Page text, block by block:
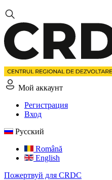
Мой аккаунт
Регистрация
Вход
Русский
Română
English
Пожертвуй для CRDC